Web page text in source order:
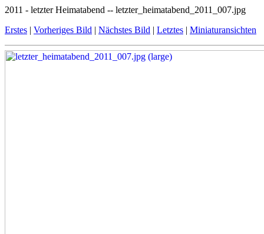
2011 - letzter Heimatabend -- letzter_heimatabend_2011_007.jpg
Erstes | Vorheriges Bild | Nächstes Bild | Letztes | Miniaturansichten